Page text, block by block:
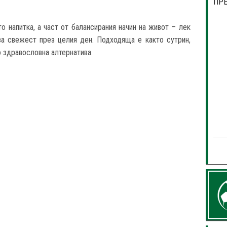
напитка, а част от балансирания начин на живот – лек
свежест през целия ден. Подходяща е както сутрин,
алтернатива.